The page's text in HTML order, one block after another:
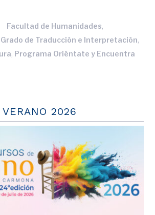
Facultad de Humanidades,
Grado de Traducción e Interpretación,
, Programa Oriéntate y Encuentra
VERANO 2026